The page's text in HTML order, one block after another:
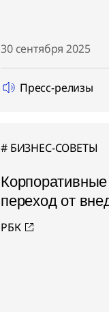
30 сентября 2025
Пресс-релизы
БИЗНЕС-СОВЕТЫ
переход от
РБК